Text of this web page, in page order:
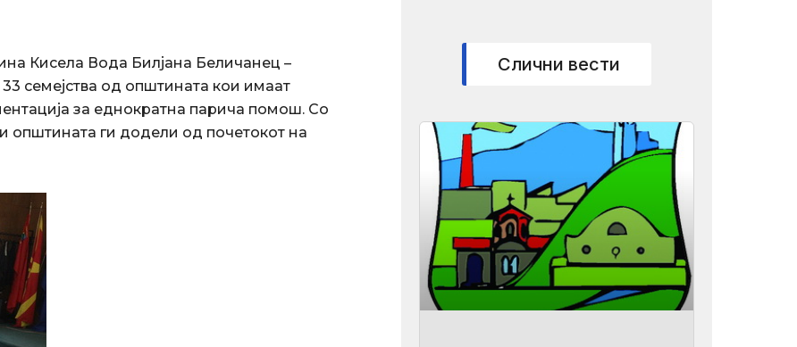
Кисела Вода Билјана Беличанец –
семејства од општината кои имаат
за еднократна парича помош. Со
општината ги додели од почетокот на
Слични вести